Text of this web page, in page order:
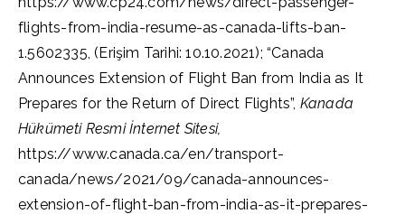
flights-from-india-resume-as-canada-lifts-ban-
1.5602335, (Erişim Tarihi: 10.10.2021); “Canada
Announces Extension of Flight Ban from India as It
Prepares for the Return of Direct Flights”, Kanada
Hükümeti Resmi İnternet Sitesi,
https://www.canada.ca/en/transport-
canada/news/2021/09/canada-announces-
extension-of-flight-ban-from-india-as-it-prepares-